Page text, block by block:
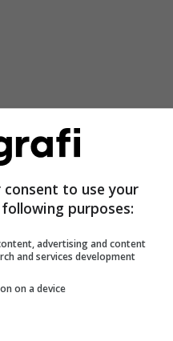
ASHAM deklarata e
strategjisë për
kulturës së shtetit.
to use your
purposes:
advertising and content
and services development
on a device